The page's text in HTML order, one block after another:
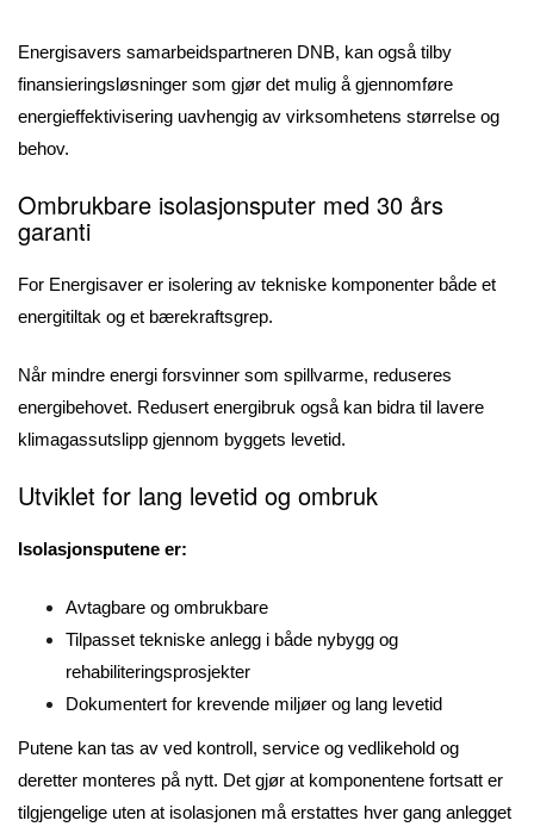
Energisavers samarbeidspartneren DNB, kan også tilby
finansieringsløsninger som gjør det mulig å gjennomføre
energieffektivisering uavhengig av virksomhetens størrelse og
behov.
Ombrukbare isolasjonsputer med 30 års
garanti
For Energisaver er isolering av tekniske komponenter både et
energitiltak og et bærekraftsgrep.
Når mindre energi forsvinner som spillvarme, reduseres
energibehovet. Redusert energibruk også kan bidra til lavere
klimagassutslipp gjennom byggets levetid.
Utviklet for lang levetid og ombruk
Isolasjonsputene er:
Avtagbare og ombrukbare
Tilpasset tekniske anlegg i både nybygg og
rehabiliteringsprosjekter
Dokumentert for krevende miljøer og lang levetid
Putene kan tas av ved kontroll, service og vedlikehold og
deretter monteres på nytt. Det gjør at komponentene fortsatt er
tilgjengelige uten at isolasjonen må erstattes hver gang anlegget